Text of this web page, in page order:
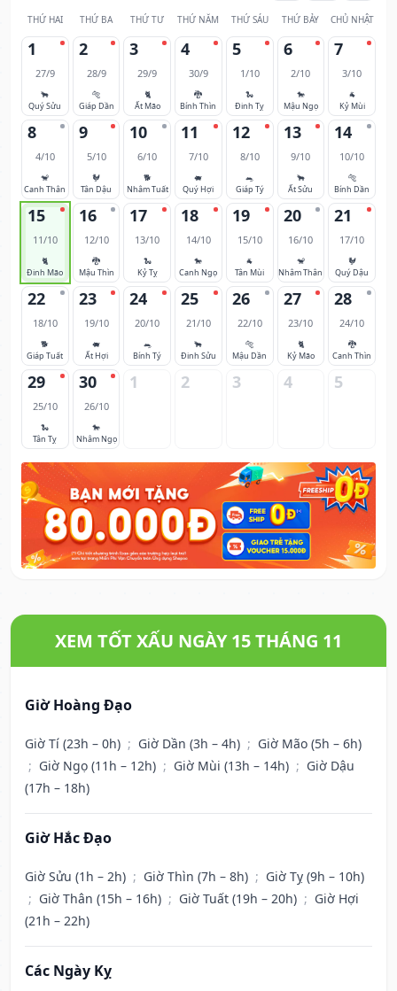
THỨ HAI THỨ BA THỨ TƯ THỨ NĂM THỨ SÁU THỨ BẢY CHỦ NHẬT
1
27/9
🐂
Quý Sửu
2
28/9
🐅
Giáp Dần
3
29/9
🐈
Ất Mão
4
30/9
🐉
Bính Thìn
5
1/10
🐍
Đinh Tỵ
6
2/10
🐎
Mậu Ngọ
7
3/10
🐐
Kỷ Mùi
8
4/10
🐒
Canh Thân
9
5/10
🐓
Tân Dậu
10
6/10
🐕
Nhâm Tuất
11
7/10
🐖
Quý Hợi
12
8/10
🐀
Giáp Tý
13
9/10
🐂
Ất Sửu
14
10/10
🐅
Bính Dần
15
11/10
🐈
Đinh Mão
16
12/10
🐉
Mậu Thìn
17
13/10
🐍
Kỷ Tỵ
18
14/10
🐎
Canh Ngọ
19
15/10
🐐
Tân Mùi
20
16/10
🐒
Nhâm Thân
21
17/10
🐓
Quý Dậu
22
18/10
🐕
Giáp Tuất
23
19/10
🐖
Ất Hợi
24
20/10
🐀
Bính Tý
25
21/10
🐂
Đinh Sửu
26
22/10
🐅
Mậu Dần
27
23/10
🐈
Kỷ Mão
28
24/10
🐉
Canh Thìn
29
25/10
🐍
Tân Tỵ
30
26/10
🐎
Nhâm Ngọ
1 2 3 4 5
XEM TỐT XẤU NGÀY 15 THÁNG 11
Giờ Hoàng Đạo
Giờ Tí (23h – 0h) ; Giờ Dần (3h – 4h) ; Giờ Mão (5h – 6h)
; Giờ Ngọ (11h – 12h) ; Giờ Mùi (13h – 14h) ; Giờ Dậu
(17h – 18h)
Giờ Hắc Đạo
Giờ Sửu (1h – 2h) ; Giờ Thìn (7h – 8h) ; Giờ Tỵ (9h – 10h)
; Giờ Thân (15h – 16h) ; Giờ Tuất (19h – 20h) ; Giờ Hợi
(21h – 22h)
Các Ngày Kỵ